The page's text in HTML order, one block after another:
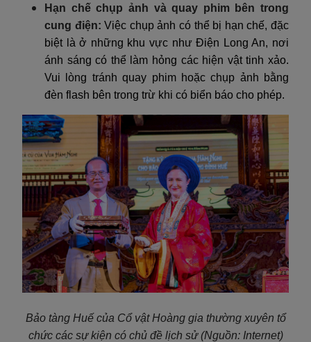
Hạn chế chụp ảnh và quay phim bên trong
cung điện:Việc chụp ảnh có thể bị hạn chế, đặc
biệt là ở những khu vực như Điện Long An, nơi
ánh sáng có thể làm hỏng các hiện vật tinh xảo.
Vui lòng tránh quay phim hoặc chụp ảnh bằng
đèn flash bên trong trừ khi có biển báo cho phép.
Bảo tàng Huế của Cổ vật Hoàng gia thường xuyên tổ
chức các sự kiện có chủ đề lịch sử(Nguồn: Internet)